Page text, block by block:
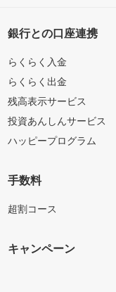
銀行との口座連携
らくらく入金
らくらく出金
残高表示サービス
投資あんしんサービス
ハッピープログラム
手数料
超割コース
キャンペーン